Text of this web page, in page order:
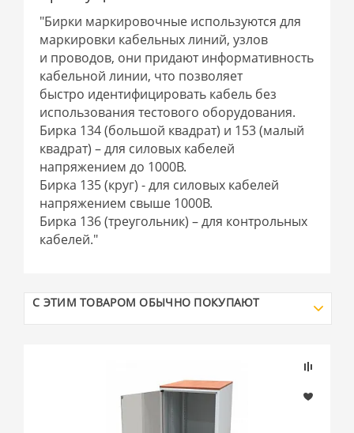
"Бирки маркировочные используются для
маркировки кабельных линий, узлов
и проводов, они придают информативность
кабельной линии, что позволяет
быстро идентифицировать кабель без
использования тестового оборудования.
Бирка 134 (большой квадрат) и 153 (малый
квадрат) – для силовых кабелей
напряжением до 1000В.
Бирка 135 (круг) - для силовых кабелей
напряжением свыше 1000В.
Бирка 136 (треугольник) – для контрольных
кабелей."
С ЭТИМ ТОВАРОМ ОБЫЧНО ПОКУПАЮТ